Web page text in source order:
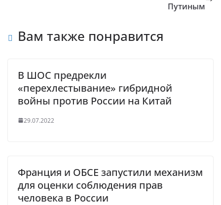
Путиным
Вам также понравится
В ШОС предрекли
«перехлестывание» гибридной
войны против России на Китай
29.07.2022
Франция и ОБСЕ запустили механизм
для оценки соблюдения прав
человека в России